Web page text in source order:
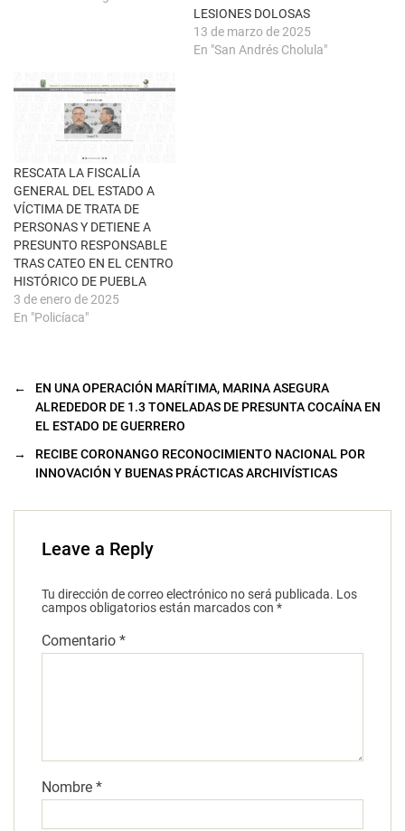
a
v
e
n
t
a
a
n
e
v
a
)
LESIONES DOLOSAS
13 de marzo de 2025
En "San Andrés Cholula"
RESCATA LA FISCALÍA
GENERAL DEL ESTADO A
VÍCTIMA DE TRATA DE
PERSONAS Y DETIENE A
PRESUNTO RESPONSABLE
TRAS CATEO EN EL CENTRO
HISTÓRICO DE PUEBLA
3 de enero de 2025
En "Policíaca"
←
EN UNA OPERACIÓN MARÍTIMA, MARINA ASEGURA
ALREDEDOR DE 1.3 TONELADAS DE PRESUNTA COCAÍNA EN
EL ESTADO DE GUERRERO
→
RECIBE CORONANGO RECONOCIMIENTO NACIONAL POR
INNOVACIÓN Y BUENAS PRÁCTICAS ARCHIVÍSTICAS
Leave a Reply
Tu dirección de correo electrónico no será publicada. Los
campos obligatorios están marcados con *
Comentario *
Nombre *